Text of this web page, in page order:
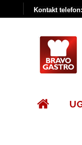
Kontakt telefon: